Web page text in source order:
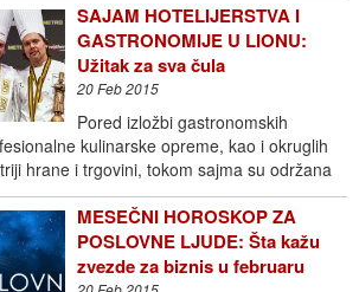
SAJAM HOTELIJERSTVA I
GASTRONOMIJE U LIONU:
Užitak za sva čula
20 Feb 2015
Pored izložbi gastronomskih
kulinarske opreme, kao i okruglih
hrane i trgovini, tokom sajma su održana
MESEČNI HOROSKOP ZA
POSLOVNE LJUDE: Šta kažu
zvezde za biznis u februaru